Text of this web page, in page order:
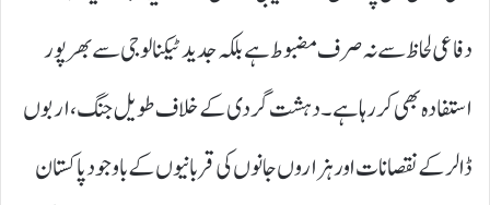
دفاعی لحاظ سے نہ صرف مضبوط ہے بلکہ جدید ٹیکنالوجی سے بھرپور
استفادہ بھی کر رہا ہے۔ دہشت گردی کے خلاف طویل جنگ، اربوں
ڈالر کے نقصانات اور ہزاروں جانوں کی قربانیوں کے باوجود پاکستان